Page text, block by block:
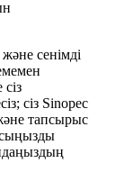
сенімді
сіз
сіз Sinopec
тапсырыс